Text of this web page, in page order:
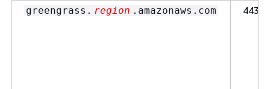
greengrass. region .amazonaws.com 443